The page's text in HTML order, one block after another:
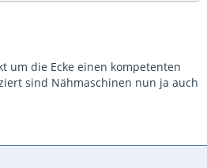
um die Ecke einen kompetenten
sind Nähmaschinen nun ja auch